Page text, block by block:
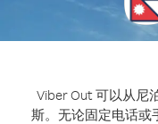
Viber Out 可以从尼
斯。 无论固定电话或